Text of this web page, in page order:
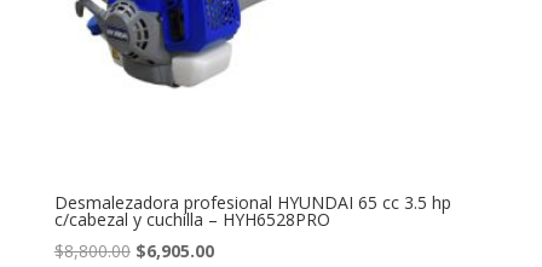
Desmalezadora profesional HYUNDAI 65 cc 3.5 hp
c/cabezal y cuchilla – HYH6528PRO
$8,800.00 Original
$6,905.00Current